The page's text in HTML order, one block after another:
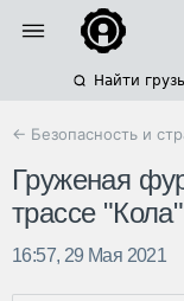
Найти
← Безопасность и
Груженая
трассе
16:57, 29 Мая 2021